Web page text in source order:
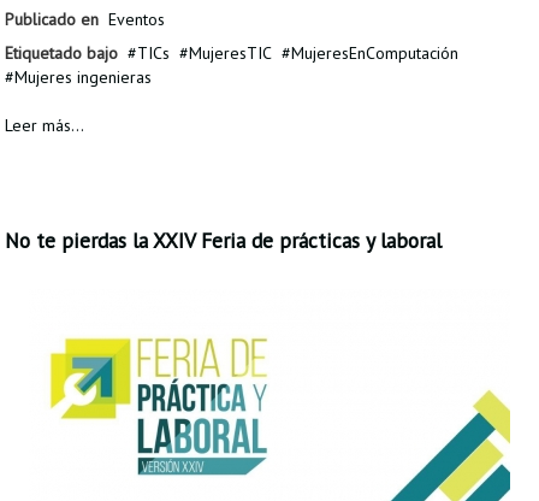
Publicado en Eventos
Etiquetado bajo
TICs MujeresTIC
MujeresEnComputación
Mujeres ingenieras
Leer más...
No te pierdas la XXIV Feria de prácticas y laboral